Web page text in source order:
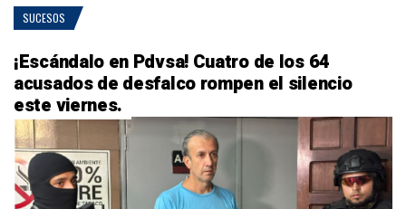
SUCESOS
¡Escándalo en Pdvsa! Cuatro de los 64
acusados de desfalco rompen el silencio
este viernes.